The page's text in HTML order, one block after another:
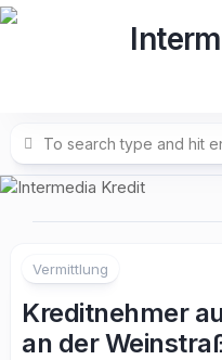
Skip
Vermittlung
Kreditnehmer
an der